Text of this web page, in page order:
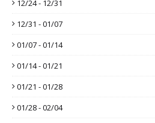
12/24 - 12/31
12/31 - 01/07
01/07 - 01/14
01/14 - 01/21
01/21 - 01/28
01/28 - 02/04